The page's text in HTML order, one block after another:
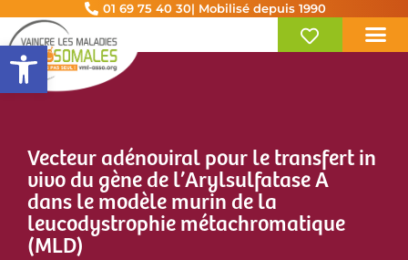
Ouvrir la barre d’outils
01 69 75 40 30| Mobilisé depuis 1990
Vecteur adénoviral pour le transfert in
vivo du gène de l’Arylsulfatase A
dans le modèle murin de la
leucodystrophie métachromatique
(MLD)